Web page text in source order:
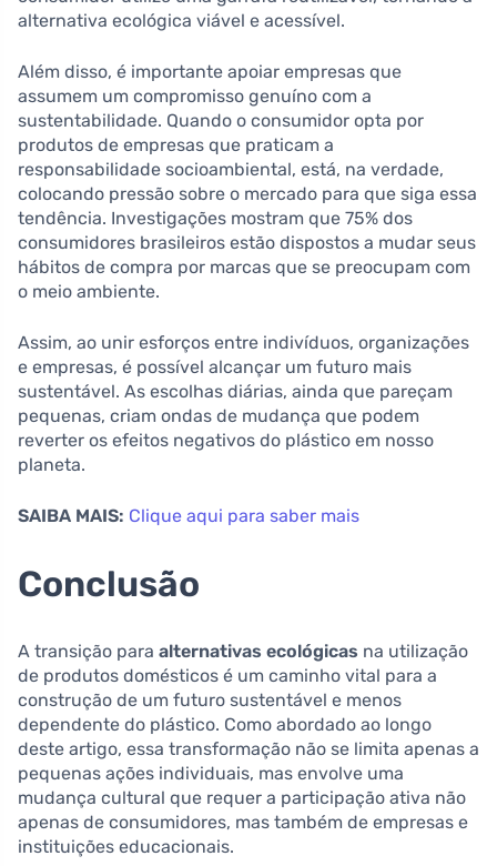
alternativa ecológica viável e acessível.
Além disso, é importante apoiar empresas que
assumem um compromisso genuíno com a
sustentabilidade. Quando o consumidor opta por
produtos de empresas que praticam a
responsabilidade socioambiental, está, na verdade,
colocando pressão sobre o mercado para que siga essa
tendência. Investigações mostram que 75% dos
consumidores brasileiros estão dispostos a mudar seus
hábitos de compra por marcas que se preocupam com
o meio ambiente.
Assim, ao unir esforços entre indivíduos, organizações
e empresas, é possível alcançar um futuro mais
sustentável. As escolhas diárias, ainda que pareçam
pequenas, criam ondas de mudança que podem
reverter os efeitos negativos do plástico em nosso
planeta.
SAIBA MAIS: Clique aqui para saber mais
Conclusão
A transição para alternativas ecológicas na utilização
de produtos domésticos é um caminho vital para a
construção de um futuro sustentável e menos
dependente do plástico. Como abordado ao longo
deste artigo, essa transformação não se limita apenas a
pequenas ações individuais, mas envolve uma
mudança cultural que requer a participação ativa não
apenas de consumidores, mas também de empresas e
instituições educacionais.